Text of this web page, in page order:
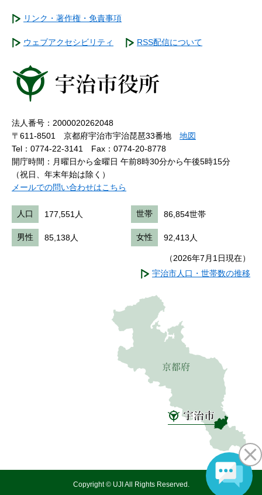
リンク・著作権・免責事項
ウェブアクセシビリティ RSS配信について
法人番号：2000020262048
〒611-8501 京都府宇治市宇治琵琶33番地 地図
Tel：0774-22-3141
Fax：0774-20-8778
開庁時間：月曜日から金曜日 午前8時30分から午後5時15分
（祝日、年末年始は除く）
メールでの問い合わせはこちら
人口 177,551人 世帯 86,854世帯
男性 85,138人 女性 92,413人
（2026年7月1日現在）
宇治市人口・世帯数の推移
Copyright © UJI All Rights Reserved.